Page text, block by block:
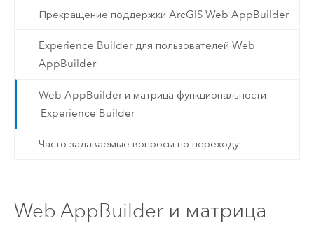
Прекращение поддержки ArcGIS Web AppBuilder
Experience Builder для пользователей Web
AppBuilder
Web AppBuilder и матрица функциональности
Experience Builder
Часто задаваемые вопросы по переходу
Web AppBuilder и матрица